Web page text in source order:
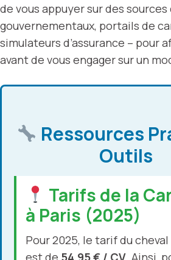
de vous appuyer sur des
gouvernementaux, portails de
simulateurs d’assurance – pour
avant de vous engager sur un
Ressources
Outils
Tarifs de la
à Paris (2025)
Pour 2025, le tarif du
est de 54,95 € / CV . Ainsi,